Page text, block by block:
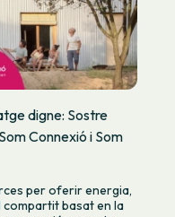
digne: Sostre
Connexió i Som
per oferir energia,
basat en la